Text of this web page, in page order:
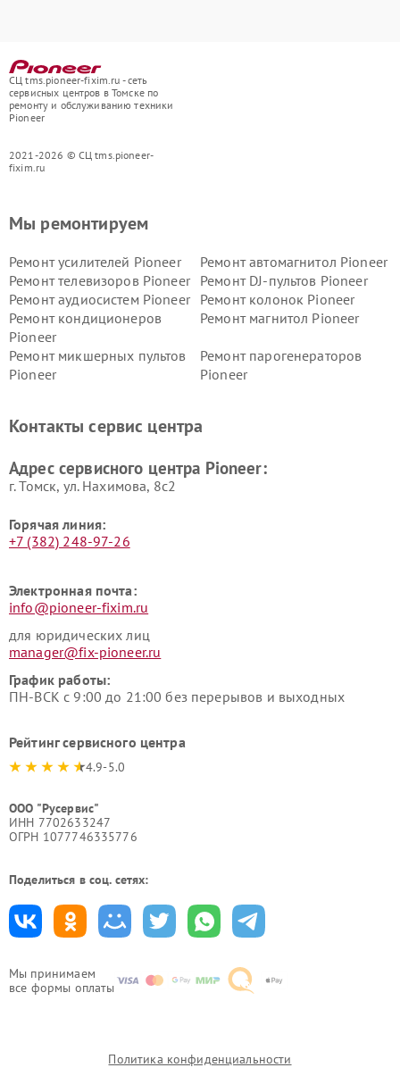
СЦ tms.pioneer-fixim.ru - сеть
сервисных центров в Томске по
ремонту и обслуживанию техники
Pioneer
2021-2026 © СЦ tms.pioneer-
fixim.ru
Мы принимаем
все формы оплаты
Мы ремонтируем
Ремонт усилителей Pioneer
Ремонт автомагнитол Pioneer
Ремонт телевизоров Pioneer
Ремонт DJ-пультов Pioneer
Ремонт аудиосистем Pioneer
Ремонт колонок Pioneer
Ремонт кондиционеров
Pioneer
Ремонт магнитол Pioneer
Ремонт микшерных пультов
Pioneer
Ремонт парогенераторов
Pioneer
Контакты сервис центра
Адрес сервисного центра Pioneer:
г. Томск, ул. Нахимова, 8с2
Горячая линия:
+7 (382) 248-97-26
Электронная почта:
info@pioneer-fixim.ru
для юридических лиц
manager@fix-pioneer.ru
График работы:
ПН-ВСК с 9:00 до 21:00 без перерывов и выходных
Рейтинг сервисного центра
4.9-5.0
ООО "Русервис"
ИНН 7702633247
ОГРН 1077746335776
Поделиться в соц. сетях:
Политика конфиденциальности